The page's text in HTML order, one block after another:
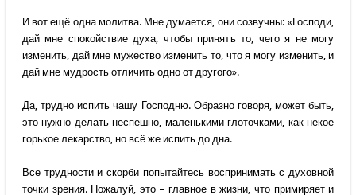
И вот ещё одна молитва. Мне думается, они созвучны: «Господи,
дай мне спокойствие духа, чтобы принять то, чего я не могу
изменить, дай мне мужество изменить то, что я могу изменить, и
дай мне мудрость отличить одно от другого».
Да, трудно испить чашу Господню. Образно говоря, может быть,
это нужно делать неспешно, маленькими глоточками, как некое
горькое лекарство, но всё же испить до дна.
Все трудности и скорби попытайтесь воспринимать с духовной
точки зрения. Пожалуй, это – главное в жизни, что примиряет и